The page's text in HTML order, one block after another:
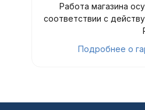
Работа магазина
соответствии с
Подробнее о